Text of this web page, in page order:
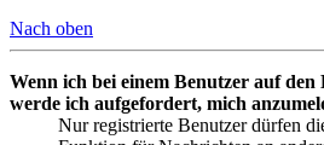
Nach oben
Wenn ich bei einem Benutzer auf
werde ich aufgefordert, mich
Nur registrierte Benutzer dürfen